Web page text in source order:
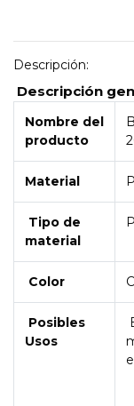
Descripción:
Descripción
Nombre del
producto
Material
Tipo de
material
Color
Posibles
Usos